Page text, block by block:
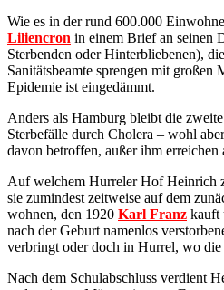
Wie es in der rund 600.000
Liliencron in einem Brief an seinen
Sterbenden oder Hinterbliebenen), die
Sanitätsbeamte sprengen mit großen
Epidemie ist eingedämmt.
Anders als Hamburg bleibt die
Sterbefälle durch Cholera – wohl
davon betroffen, außer ihm
Auf welchem Hurreler Hof Heinrich
sie zumindest zeitweise auf dem
wohnen, den 1920 Karl Franz kauft
nach der Geburt namenlos
verbringt oder doch in Hurrel, wo die
Nach dem Schulabschluss verdient